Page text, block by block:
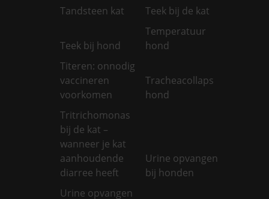
Tandsteen kat
Teek bij de kat
Teek bij hond
Temperatuur
hond
Titeren: onnodig
vaccineren
voorkomen
Tracheacollaps
hond
Tritrichomonas
bij de kat –
wanneer je kat
aanhoudende
diarree heeft
Urine opvangen
bij honden
Urine opvangen